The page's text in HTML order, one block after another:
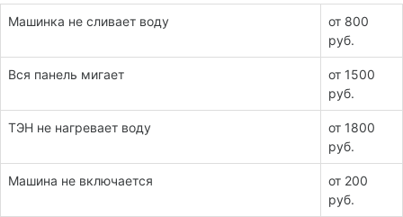
Машинка не сливает воду
от 800
руб.
Вся панель мигает
от 1500
руб.
ТЭН не нагревает воду
от 1800
руб.
Машина не включается
от 200
руб.